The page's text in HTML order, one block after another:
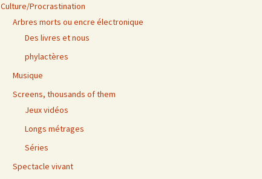
Culture/Procrastination
Arbres morts ou encre électronique
Des livres et nous
phylactères
Musique
Screens, thousands of them
Jeux vidéos
Longs métrages
Séries
Spectacle vivant